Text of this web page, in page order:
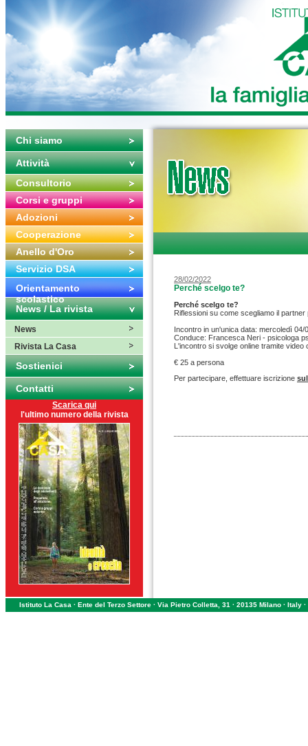
Chi siamo
Attività
Consultorio
Corsi e gruppi
Adozioni
Cooperazione
Anello d'Oro
Servizio DSA
Orientamento
scolastico
News / La rivista
News
Rivista La Casa
Sostienici
Contatti
Scarica qui
l'ultimo numero della rivista
28/02/2022
Perché scelgo te?
Perché scelgo te?
Riflessioni su come scegliamo il partner
Incontro in un'unica data: mercoledì 04/
Conduce: Francesca Neri - psicologa
L'incontro si svolge online tramite video
€ 25 a persona
Per partecipare, effettuare iscrizione
Istituto La Casa · Ente del Terzo Settore · Via Pietro Colletta, 31 · 20135 Milano · Italy